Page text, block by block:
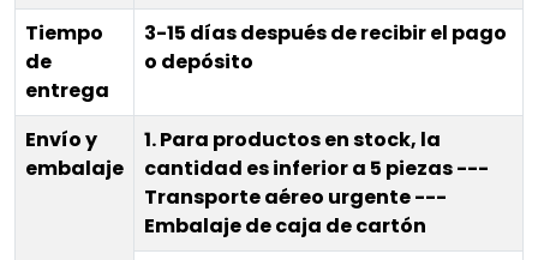
Tiempo
de
entrega
3-15 días después de recibir el pago
o depósito
Envío y
embalaje
1. Para productos en stock, la
cantidad es inferior a 5 piezas ---
Transporte aéreo urgente ---
Embalaje de caja de cartón